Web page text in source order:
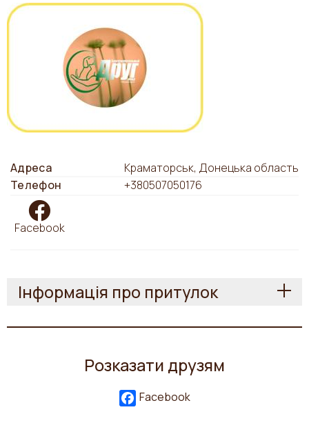
Адреса
Краматорськ, Донецька область
Телефон
+380507050176
Facebook
Інформація про притулок
Розказати друзям
Facebook